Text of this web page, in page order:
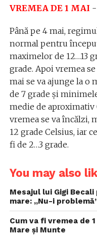
VREMEA DE 1 MAI
Până pe 4 mai,
normal pentru
maximelor de 12…13
grade. Apoi vremea
mai se va ajunge la o
de 7 grade şi
medie de aproximativ
vremea se va încălzi,
12 grade Celsius, iar
fi de 2…3 grade.
You may also
Mesajul lui Gigi
mare: „Nu-i
Cum va fi vremea de
Mare și Munte